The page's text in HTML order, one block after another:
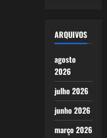
ARQUIVOS
agosto
2026
julho 2026
junho 2026
março 2026